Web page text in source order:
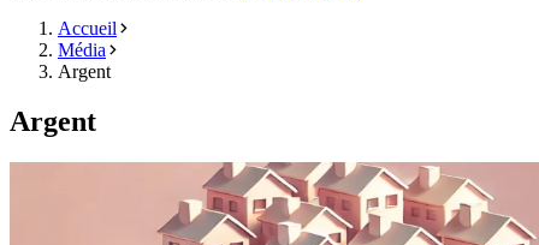
Accueil
Média
Argent
Argent